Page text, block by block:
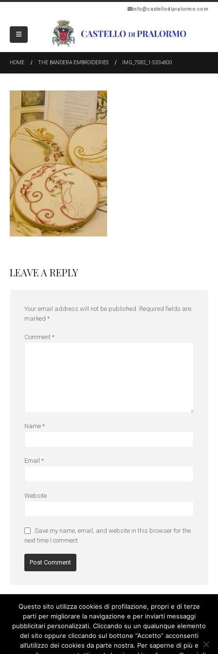
info@castellodipralormo.com
HOME THE BANDERA EMBROIDERIES IMG_7582_1-533×800
LEAVE A REPLY
Your email address will not be published. Required fields are
marked *
Comment *
Name *
Email *
Website
Save my name, email, and website in this browser for the
next time I comment.
Questo sito utilizza cookies di profilazione, propri e di terze
parti per migliorare la navigazione e per inviarti messaggi
pubblicitari personalizzati. Cliccando su un qualunque elemento
del sito oppure cliccando sul bottone “Accetto” acconsenti
all’utilizzo dei cookies da parte nostra. Per saperne di più e